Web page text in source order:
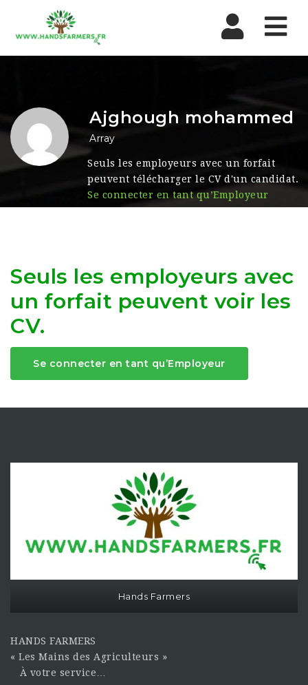
Seuls les employeurs avec un forfait
peuvent télécharger le CV d'un candidat.
Se connecter en tant qu’Employeur
Ajghough mohammed
Array
Seuls les employeurs avec
un forfait peuvent voir les
CV.
Se connecter en tant qu’Employeur
Hands Farmers
HANDS FARMERS
« Les Mains des Agriculteurs »
À votre service…